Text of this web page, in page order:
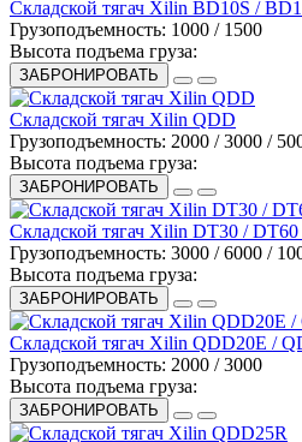
Складской тягач Xilin BD10S /
Грузоподъемность: 1000 / 1500
Высота подъема груза:
ЗАБРОНИРОВАТЬ
Складской тягач Xilin QDD
Грузоподъемность: 2000 / 3000 /
Высота подъема груза:
ЗАБРОНИРОВАТЬ
Складской тягач Xilin DT30 /
Грузоподъемность: 3000 / 6000 /
Высота подъема груза:
ЗАБРОНИРОВАТЬ
Складской тягач Xilin QDD20E /
Грузоподъемность: 2000 / 3000
Высота подъема груза:
ЗАБРОНИРОВАТЬ